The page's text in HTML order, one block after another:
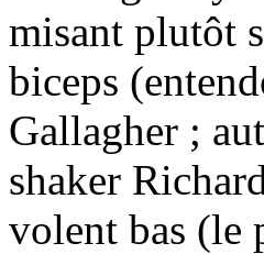
misant plutôt
biceps
Gallagher ;
shaker
volent bas (le